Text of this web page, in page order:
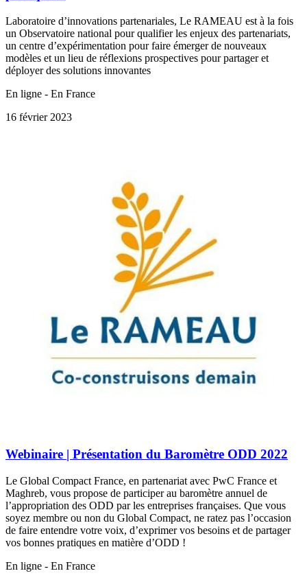
Laboratoire d’innovations partenariales, Le RAMEAU est à la fois
un Observatoire national pour qualifier les enjeux des partenariats,
un centre d’expérimentation pour faire émerger de nouveaux
modèles et un lieu de réflexions prospectives pour partager et
déployer des solutions innovantes
En ligne - En France
16 février 2023
Webinaire | Présentation du Baromètre ODD 2022
Le Global Compact France, en partenariat avec PwC France et
Maghreb, vous propose de participer au baromètre annuel de
l’appropriation des ODD par les entreprises françaises. Que vous
soyez membre ou non du Global Compact, ne ratez pas l’occasion
de faire entendre votre voix, d’exprimer vos besoins et de partager
vos bonnes pratiques en matière d’ODD !
En ligne - En France